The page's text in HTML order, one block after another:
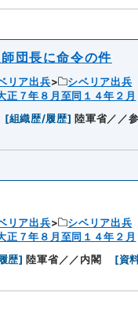
団長に命令の件
リア出兵
シベリア出兵
７年８月至同１４年２月
[組織歴/履歴] 陸軍省／／
リア出兵
シベリア出兵
７年８月至同１４年２月
歴] 陸軍省／／内閣 [資